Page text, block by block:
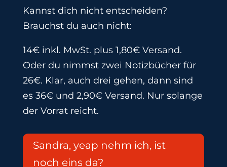
Kannst dich nicht entscheiden?
Brauchst du auch nicht:
14€ inkl. MwSt. plus 1,80€ Versand.
Oder du nimmst zwei Notizbücher für
26€. Klar, auch drei gehen, dann sind
es 36€ und 2,90€ Versand. Nur solange
der Vorrat reicht.
Sandra, yeap nehm ich, ist
noch eins da?